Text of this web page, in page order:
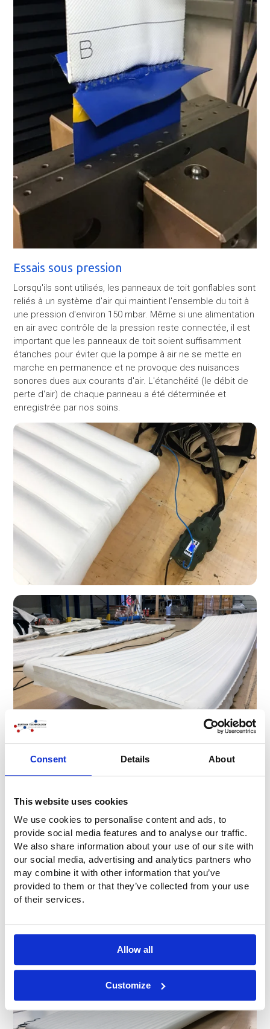
Consent Details About
This website uses cookies
We use cookies to personalise content and ads, to
provide social media features and to analyse our traffic.
We also share information about your use of our site with
our social media, advertising and analytics partners who
may combine it with other information that you’ve
provided to them or that they’ve collected from your use
of their services.
Allow all
Customize
Essais sous pression
Lorsqu'ils sont utilisés, les panneaux de toit gonflables sont
reliés à un système d'air qui maintient l'ensemble du toit à
une pression d'environ 150 mbar. Même si une alimentation
en air avec contrôle de la pression reste connectée, il est
important que les panneaux de toit soient suffisamment
étanches pour éviter que la pompe à air ne se mette en
marche en permanence et ne provoque des nuisances
sonores dues aux courants d'air. L'étanchéité (le débit de
perte d'air) de chaque panneau a été déterminée et
enregistrée par nos soins.